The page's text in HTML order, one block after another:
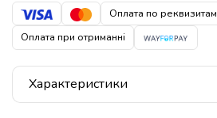
Оплата по реквизитам
Оплата при отриманні
Характеристики